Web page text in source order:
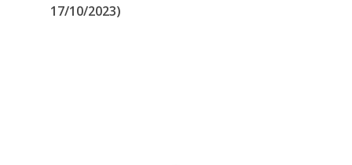
17/10/2023)